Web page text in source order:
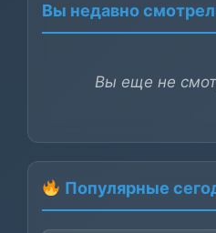
Вы недавно
Вы еще не
Популярные